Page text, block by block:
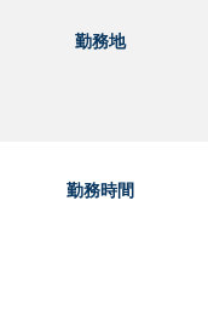
勤務地
勤務時間